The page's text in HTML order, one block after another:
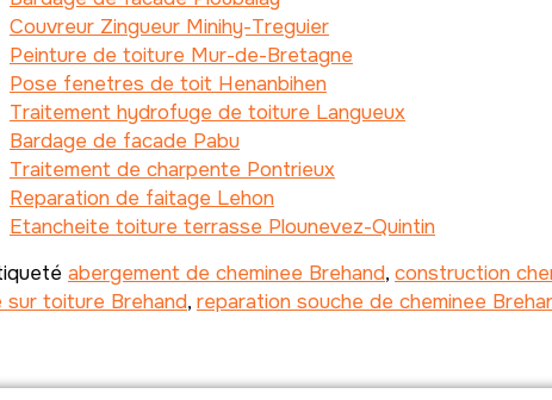
Couvreur Zingueur Minihy-Treguier
Peinture de toiture Mur-de-Bretagne
Pose fenetres de toit Henanbihen
Traitement hydrofuge de toiture Langueux
Bardage de facade Pabu
Traitement de charpente Pontrieux
Reparation de faitage Lehon
Etancheite toiture terrasse Plounevez-Quintin
abergement de cheminee Brehand, construction
sur toiture Brehand, reparation souche de cheminee